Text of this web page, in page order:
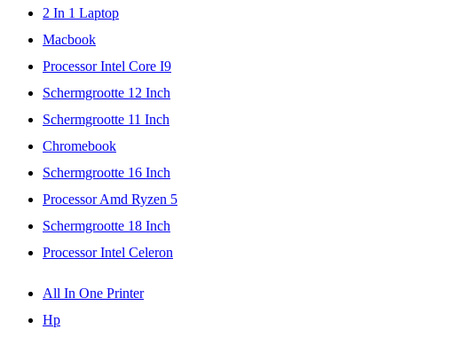
2 In 1 Laptop
Macbook
Processor Intel Core I9
Schermgrootte 12 Inch
Schermgrootte 11 Inch
Chromebook
Schermgrootte 16 Inch
Processor Amd Ryzen 5
Schermgrootte 18 Inch
Processor Intel Celeron
All In One Printer
Hp